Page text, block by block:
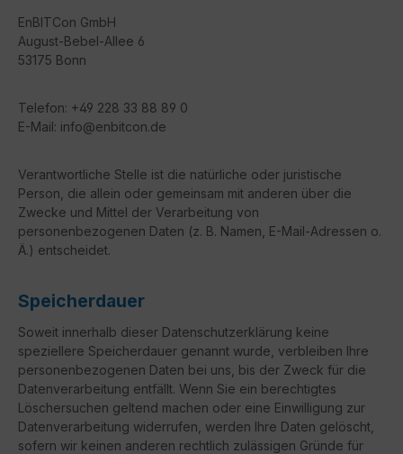
EnBITCon GmbH
August-Bebel-Allee 6
53175 Bonn
Telefon: +49 228 33 88 89 0
E-Mail: info@enbitcon.de
Verantwortliche Stelle ist die natürliche oder juristische
Person, die allein oder gemeinsam mit anderen über die
Zwecke und Mittel der Verarbeitung von
personenbezogenen Daten (z. B. Namen, E-Mail-Adressen o.
Ä.) entscheidet.
Speicherdauer
Soweit innerhalb dieser Datenschutzerklärung keine
speziellere Speicherdauer genannt wurde, verbleiben Ihre
personenbezogenen Daten bei uns, bis der Zweck für die
Datenverarbeitung entfällt. Wenn Sie ein berechtigtes
Löschersuchen geltend machen oder eine Einwilligung zur
Datenverarbeitung widerrufen, werden Ihre Daten gelöscht,
sofern wir keinen anderen rechtlich zulässigen Gründe für